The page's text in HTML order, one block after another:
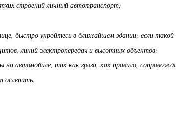
строений личный автотранспорт;
быстро укройтесь в ближайшем здании; если
линий электропередач и высотных объектов;
на автомобиле, так как гроза, как правило,
ослепить.